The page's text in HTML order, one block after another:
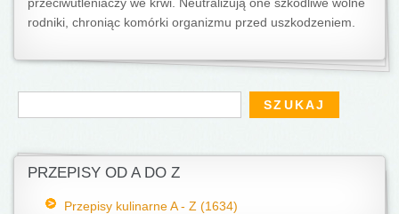
przeciwutleniaczy we krwi. Neutralizują one szkodliwe wolne
rodniki, chroniąc komórki organizmu przed uszkodzeniem.
Formularz wyszukiwania
Szukaj
PRZEPISY OD A DO Z
Przepisy kulinarne A - Z (1634)